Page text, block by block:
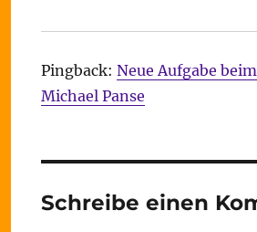
Pingback: Neue Aufgabe
Michael Panse
Schreibe einen